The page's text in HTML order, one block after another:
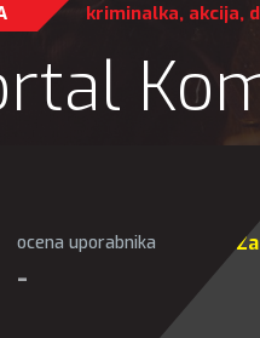
kriminalka, akcija,
ocena uporabnika
-